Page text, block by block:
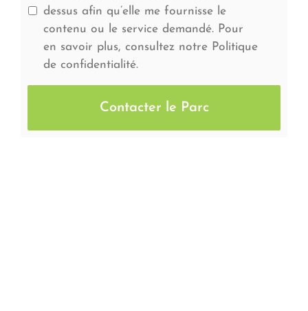
dessus afin qu’elle me fournisse le
contenu ou le service demandé. Pour
en savoir plus, consultez notre Politique
de confidentialité.